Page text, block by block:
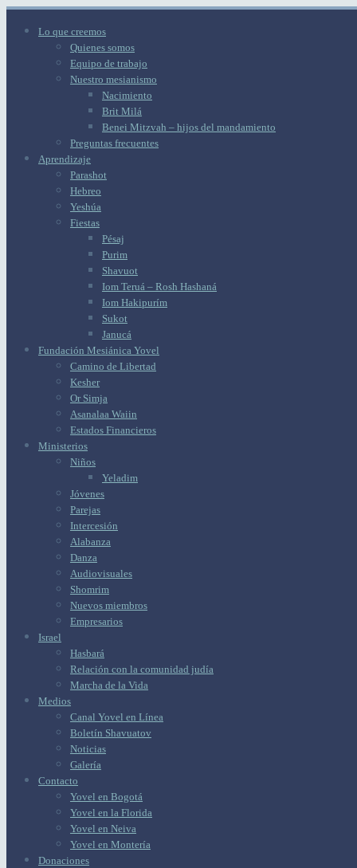
Lo que creemos
Quienes somos
Equipo de trabajo
Nuestro mesianismo
Nacimiento
Brit Milá
Benei Mitzvah – hijos del mandamiento
Preguntas frecuentes
Aprendizaje
Parashot
Hebreo
Yeshúa
Fiestas
Pésaj
Purim
Shavuot
Iom Teruá – Rosh Hashaná
Iom Hakipurím
Sukot
Janucá
Fundación Mesiánica Yovel
Camino de Libertad
Kesher
Or Simja
Asanalaa Waiin
Estados Financieros
Ministerios
Niños
Yeladim
Jóvenes
Parejas
Intercesión
Alabanza
Danza
Audiovisuales
Shomrim
Nuevos miembros
Empresarios
Israel
Hasbará
Relación con la comunidad judía
Marcha de la Vida
Medios
Canal Yovel en Línea
Boletín Shavuatov
Noticias
Galería
Contacto
Yovel en Bogotá
Yovel en la Florida
Yovel en Neiva
Yovel en Montería
Donaciones